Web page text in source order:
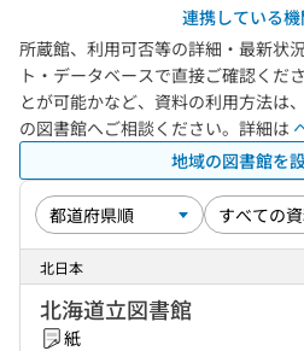
連携している
所蔵館、利用可否等の詳細・最新状
ト・データベースで直接ご確認くだ
とが可能かなど、資料の利用方法は
の図書館へご相談ください。詳細は
地域の図書館を
北日本
北海道立図書館
紙